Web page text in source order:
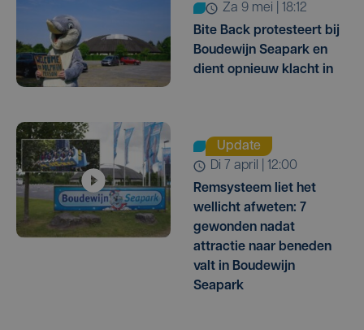
za 9 mei | 18:12
Bite Back protesteert bij
Boudewijn Seapark en
dient opnieuw klacht in
Update
di 7 april | 12:00
Remsysteem liet het
wellicht afweten: 7
gewonden nadat
attractie naar beneden
valt in Boudewijn
Seapark